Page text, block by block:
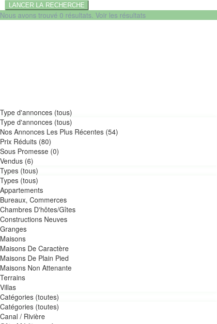
Nous avons trouvé 0 résultats. Voir les résultats
Type d'annonces (tous)
Type d'annonces (tous)
Nos Annonces Les Plus Récentes (54)
Prix Réduits (80)
Sous Promesse (0)
Vendus (6)
Types (tous)
Types (tous)
Appartements
Bureaux, Commerces
Chambres D'hôtes/Gîtes
Constructions Neuves
Granges
Maisons
Maisons De Caractère
Maisons De Plain Pied
Maisons Non Attenante
Terrains
Villas
Catégories (toutes)
Catégories (toutes)
Canal / Rivière